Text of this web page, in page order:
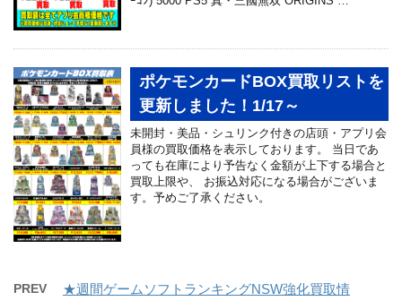
ポケモンカードBOX買取リストを
更新しました！1/17～
未開封・美品・シュリンク付きの店頭・アプリ会
員様の買取価格を表示しております。 当日であ
っても在庫により予告なく金額が上下する場合と
買取上限や、 お振込対応になる場合がございま
す。予めご了承ください。
PREV
★週間ゲームソフトランキングNSW強化買取情